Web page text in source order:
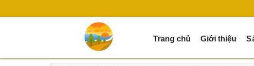
Trang chủ Giới thiệu